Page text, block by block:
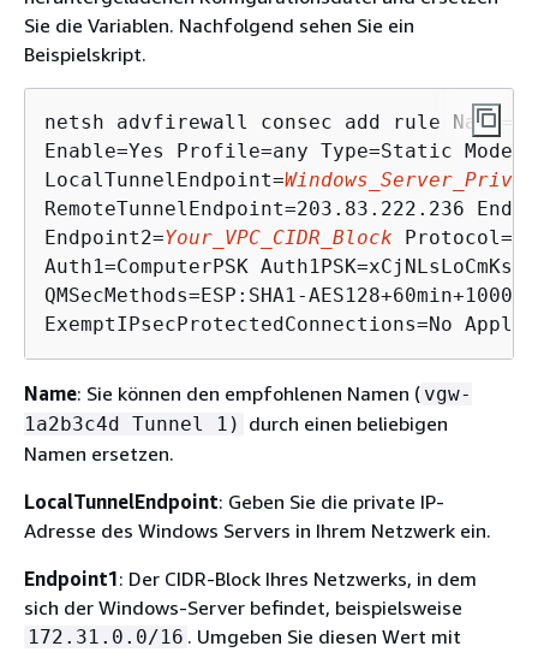
Sie die Variablen. Nachfolgend sehen Sie ein
Beispielskript.
netsh advfirewall consec add rule
Enable=Yes Profile=any Type=Static
LocalTunnelEndpoint=
RemoteTunnelEndpoint=203.83.222.236
Endpoint2=Your_VPC_CIDR_Block
Auth1=ComputerPSK
QMSecMethods=ESP:SHA1-
ExemptIPsecProtectedConnections=No
Name: Sie können den empfohlenen Namen ( vgw-
1a2b3c4d Tunnel 1) durch einen beliebigen
Namen ersetzen.
LocalTunnelEndpoint: Geben Sie die private IP-
Adresse des Windows Servers in Ihrem Netzwerk ein.
Endpoint1: Der CIDR-Block Ihres Netzwerks, in dem
sich der Windows-Server befindet, beispielsweise
172.31.0.0/16 . Umgeben Sie diesen Wert mit